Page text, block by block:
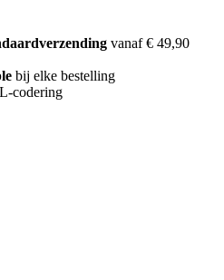
vanaf € 49,90
bij elke bestelling
codering